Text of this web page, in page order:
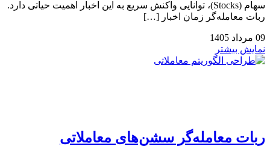
سهام (Stocks)، توانایی واکنش سریع به این اخبار اهمیت حیاتی دارد.
ربات معامله‌گر زمان اخبار […]
09 مرداد 1405
نمایش بیشتر
ربات معامله‌گر سشن‌های معاملاتی